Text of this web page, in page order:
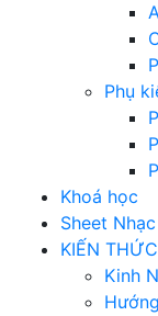
Phụ
Khoá học
Sheet Nhạc
KIẾN THỨC
Kinh